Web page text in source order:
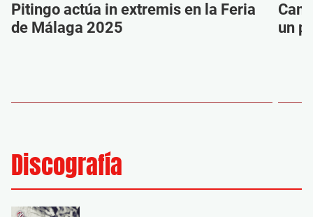
Pitingo actúa in extremis en la Feria
de Málaga 2025
un
Discografía